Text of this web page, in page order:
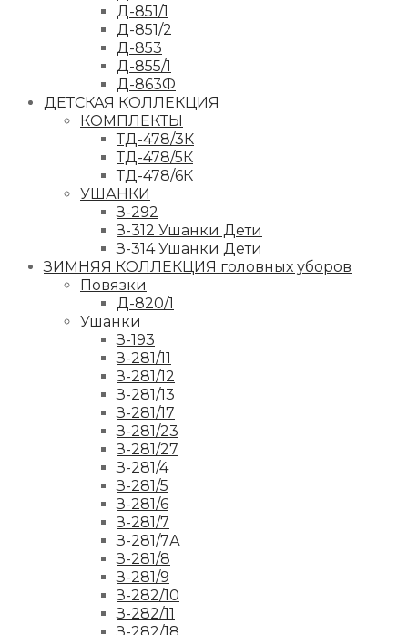
Д-851/1
Д-851/2
Д-853
Д-855/1
Д-863Ф
ДЕТСКАЯ КОЛЛЕКЦИЯ
КОМПЛЕКТЫ
ТД-478/3К
ТД-478/5К
ТД-478/6К
УШАНКИ
З-292
З-312 Ушанки Дети
З-314 Ушанки Дети
ЗИМНЯЯ КОЛЛЕКЦИЯ головных уборов
Повязки
Д-820/1
Ушанки
З-193
З-281/11
З-281/12
З-281/13
З-281/17
З-281/23
З-281/27
З-281/4
З-281/5
З-281/6
З-281/7
З-281/7А
З-281/8
З-281/9
З-282/10
З-282/11